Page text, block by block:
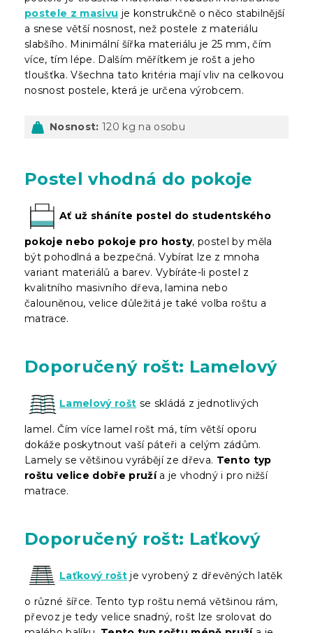
postele z masivu je konstrukčně o něco stabilnější
a snese větší nosnost, než postele z materiálu
slabšího. Minimální šířka materiálu je 25 mm, čím
více, tím lépe. Dalším měřítkem je rošt a jeho
tloušťka. Všechna tato kritéria mají vliv na celkovou
nosnost postele, která je určena výrobcem.
Nosnost: 120 kg na osobu
Postel vhodná do pokoje
Ať už sháníte postel do studentského
pokoje nebo pokoje pro hosty, postel by měla
být pohodlná a bezpečná. Vybírat lze z mnoha
variant materiálů a barev. Vybíráte-li postel z
kvalitního masivního dřeva, lamina nebo
čalouněnou, velice důležitá je také volba roštu a
matrace.
Doporučený rošt: Lamelový
Lamelový rošt se skládá z jednotlivých
lamel. Čím více lamel rošt má, tím větší oporu
dokáže poskytnout vaší páteři a celým zádům.
Lamely se většinou vyrábějí ze dřeva. Tento typ
roštu velice dobře pružía je vhodný i pro nižší
matrace.
Doporučený rošt: Laťkový
Laťkový rošt je vyrobený z dřevěných latěk
o různé šířce. Tento typ roštu nemá většinou rám,
převoz je tedy velice snadný, rošt lze srolovat do